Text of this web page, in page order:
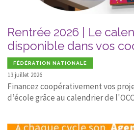
Rentrée 2026 | Le
disponible dans vos
FÉDÉRATION NATIONALE
13 juillet 2026
Financez coopérativement vos
d’école grâce au calendrier de